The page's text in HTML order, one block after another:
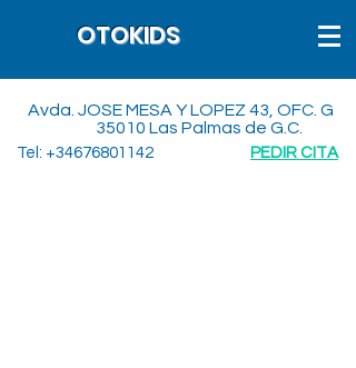
OTOKIDS
Avda. JOSE MESA Y LOPEZ 43, OFC. G
35010 Las Palmas de G.C.
Tel: +34676801142 PEDIR CITA